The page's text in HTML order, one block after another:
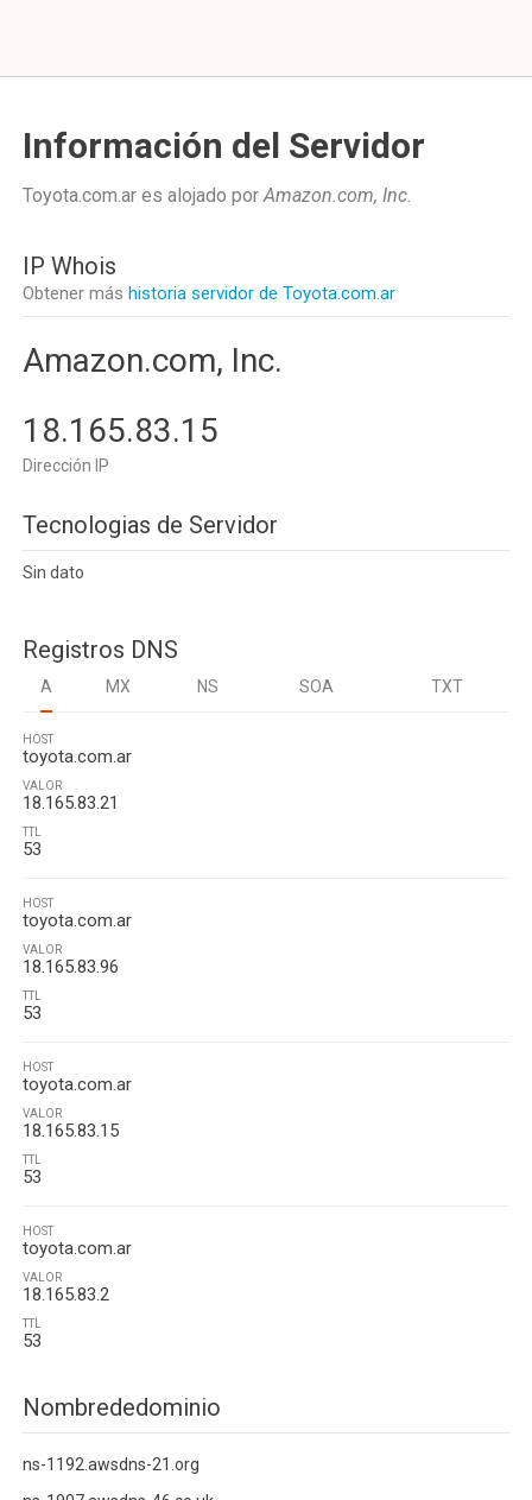
Información del Servidor
Toyota.com.ar es alojado porAmazon.com, Inc.
IP Whois
Obtener más historia servidor de Toyota.com.ar
Amazon.com, Inc.
18.165.83.15
Dirección IP
Tecnologias de Servidor
Sin dato
Registros DNS
A MX NS SOA TXT
HOST
toyota.com.ar
VALOR
18.165.83.21
TTL
53
HOST
toyota.com.ar
VALOR
18.165.83.96
TTL
53
HOST
toyota.com.ar
VALOR
18.165.83.15
TTL
53
HOST
toyota.com.ar
VALOR
18.165.83.2
TTL
53
Nombrededominio
ns-1192.awsdns-21.org